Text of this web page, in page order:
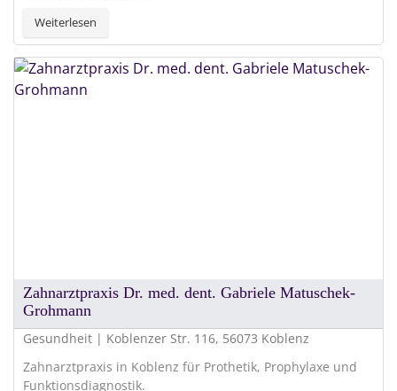
Weiterlesen
Zahnarztpraxis Dr. med. dent. Gabriele Matuschek-
Grohmann
Gesundheit | Koblenzer Str. 116, 56073 Koblenz
Zahnarztpraxis in Koblenz für Prothetik, Prophylaxe und
Funktionsdiagnostik.